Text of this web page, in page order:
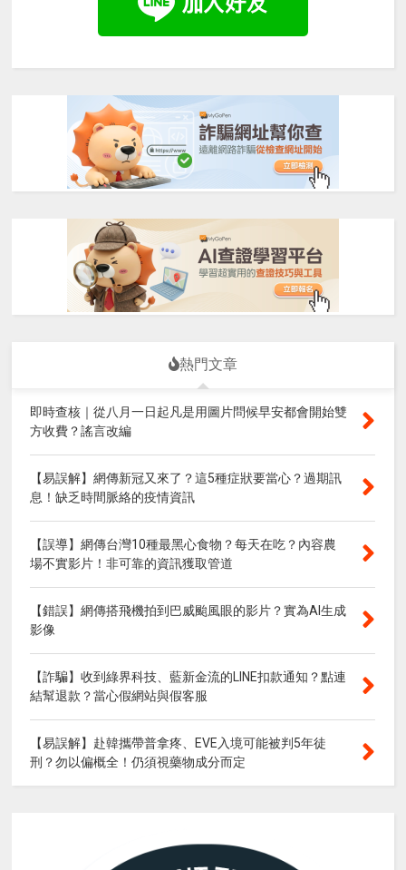
熱門文章
即時查核｜從八月一日起凡是用圖片問候早安都會開始雙
方收費？謠言改編
【易誤解】網傳新冠又來了？這5種症狀要當心？過期訊
息！缺乏時間脈絡的疫情資訊
【誤導】網傳台灣10種最黑心食物？每天在吃？內容農
場不實影片！非可靠的資訊獲取管道
【錯誤】網傳搭飛機拍到巴威颱風眼的影片？實為AI生成
影像
【詐騙】收到綠界科技、藍新金流的LINE扣款通知？點連
結幫退款？當心假網站與假客服
【易誤解】赴韓攜帶普拿疼、EVE入境可能被判5年徒
刑？勿以偏概全！仍須視藥物成分而定